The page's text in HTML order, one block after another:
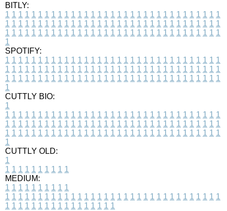
BITLY:
1 1 1 1 1 1 1 1 1 1 1 1 1 1 1 1 1 1 1 1 1 1 1 1 1 1 1 1 1 1 1 1 1
1 1 1 1 1 1 1 1 1 1 1 1 1 1 1 1 1 1 1 1 1 1 1 1 1 1 1 1 1 1 1 1 1
1 1 1 1 1 1 1 1 1 1 1 1 1 1 1 1 1 1 1 1 1 1 1 1 1 1 1 1 1 1 1 1 1
1
SPOTIFY:
1 1 1 1 1 1 1 1 1 1 1 1 1 1 1 1 1 1 1 1 1 1 1 1 1 1 1 1 1 1 1 1 1
1 1 1 1 1 1 1 1 1 1 1 1 1 1 1 1 1 1 1 1 1 1 1 1 1 1 1 1 1 1 1 1 1
1 1 1 1 1 1 1 1 1 1 1 1 1 1 1 1 1 1 1 1 1 1 1 1 1 1 1 1 1 1 1 1 1
1
CUTTLY BIO:
1
1 1 1 1 1 1 1 1 1 1 1 1 1 1 1 1 1 1 1 1 1 1 1 1 1 1 1 1 1 1 1 1 1
1 1 1 1 1 1 1 1 1 1 1 1 1 1 1 1 1 1 1 1 1 1 1 1 1 1 1 1 1 1 1 1 1
1 1 1 1 1 1 1 1 1 1 1 1 1 1 1 1 1 1 1 1 1 1 1 1 1 1 1 1 1 1 1 1 1
1
CUTTLY OLD:
1
1 1 1 1 1 1 1 1 1 1
MEDIUM:
1 1 1 1 1 1 1 1 1 1
1 1 1 1 1 1 1 1 1 1 1 1 1 1 1 1 1 1 1 1 1 1 1 1 1 1 1 1 1 1 1 1 1
1 1 1 1 1 1 1 1 1 1 1 1 1 1 1 1 1